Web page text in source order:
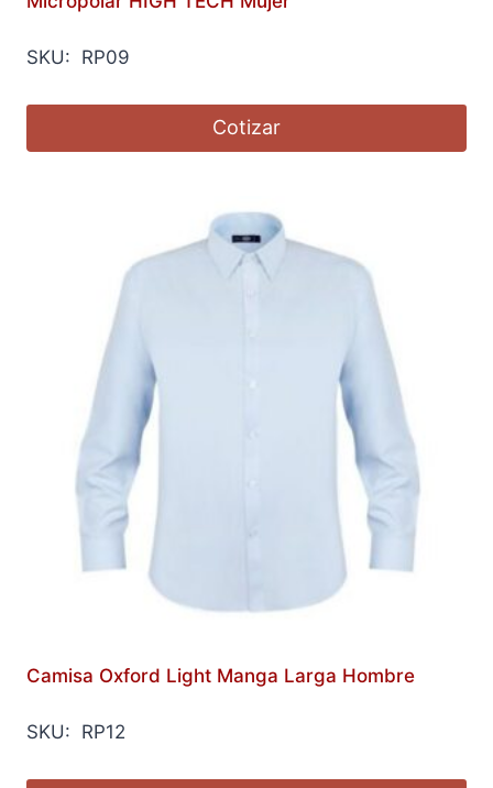
SKU: RP09
Cotizar
Camisa Oxford Light Manga Larga Hombre
SKU: RP12